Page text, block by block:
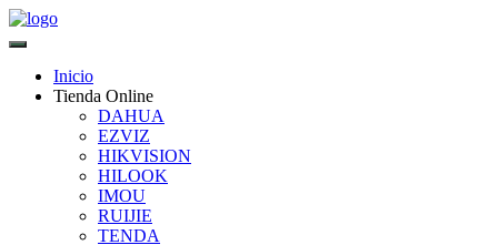
Inicio
Tienda Online
DAHUA
EZVIZ
HIKVISION
HILOOK
IMOU
RUIJIE
TENDA